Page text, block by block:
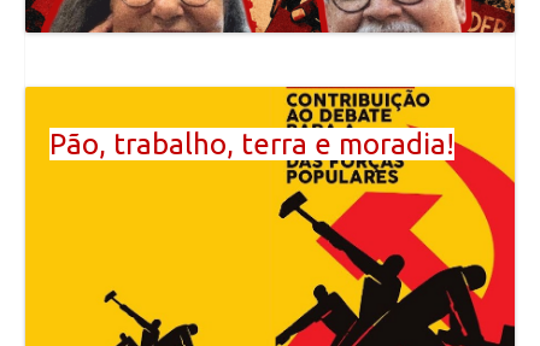
Pão, trabalho, terra e moradia!